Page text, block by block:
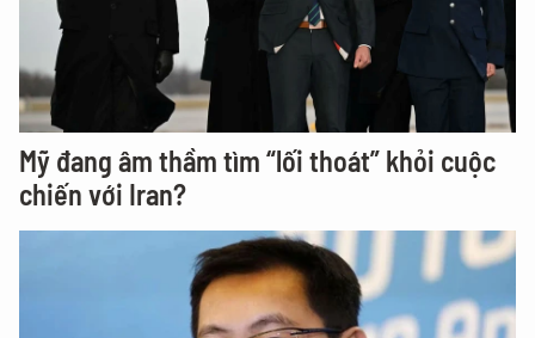
Mỹ đang âm thầm tìm “lối thoát” khỏi cuộc
chiến với Iran?